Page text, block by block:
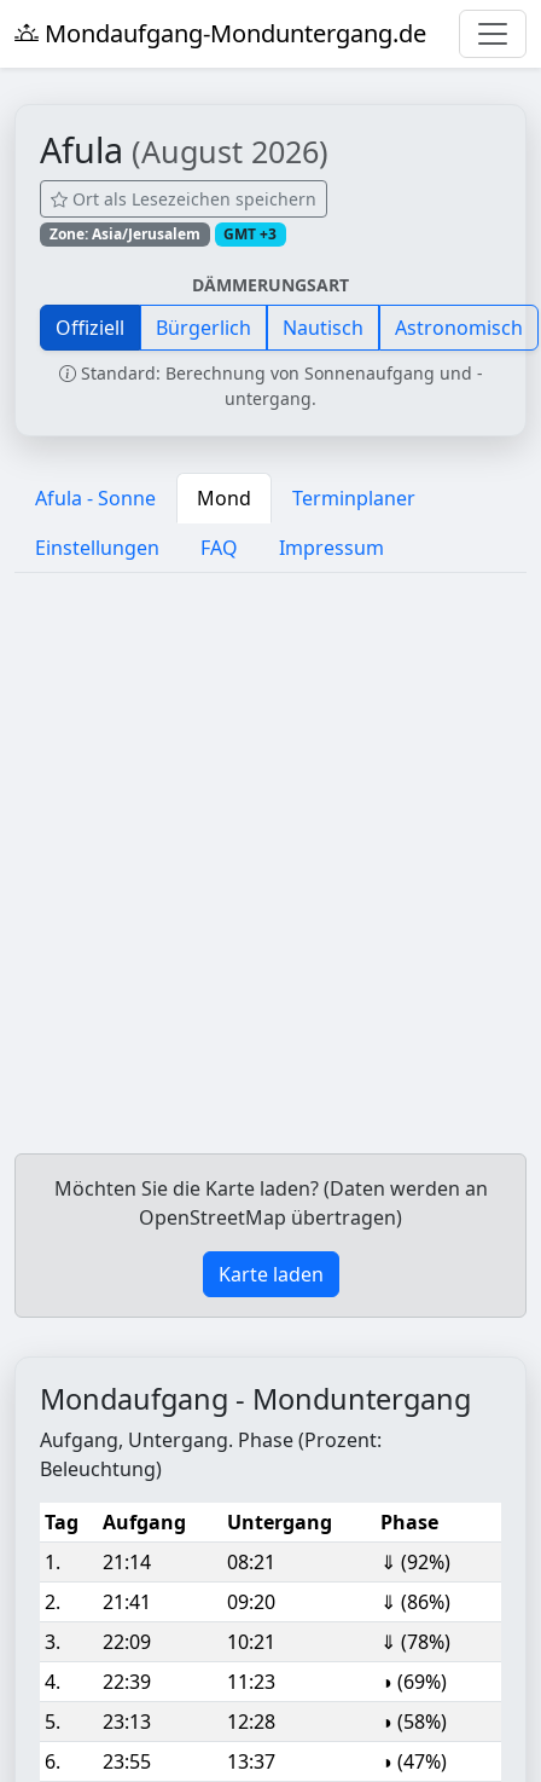
Mondaufgang-Monduntergang.de
Afula (August 2026)
Ort als Lesezeichen speichern
Zone: Asia/Jerusalem GMT +3
DÄMMERUNGSART
Offiziell Bürgerlich Nautisch Astronomisch
Standard: Berechnung von Sonnenaufgang und -
untergang.
Afula - Sonne Mond
Terminplaner
Einstellungen
FAQ Impressum
Möchten Sie die Karte laden? (Daten werden an
OpenStreetMap übertragen)
Karte laden
Mondaufgang - Monduntergang
Aufgang, Untergang. Phase (Prozent:
Beleuchtung)
Tag
Aufgang Untergang
Phase
1.
21:14 08:21
⇓ (92%)
2.
21:41 09:20
⇓ (86%)
3.
22:09 10:21
⇓ (78%)
4.
22:39 11:23
◑ (69%)
5.
23:13 12:28
◑ (58%)
6.
23:55 13:37
◑ (47%)